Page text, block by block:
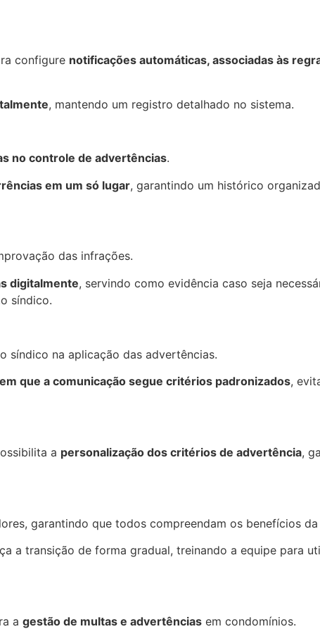
configure notificações automáticas, associadas às
, mantendo um registro detalhado no sistema.
no controle de advertências.
em um só lugar, garantindo um histórico
das infrações.
digitalmente, servindo como evidência caso seja
síndico.
síndico na aplicação das advertências.
que a comunicação segue critérios padronizados,
a personalização dos critérios de advertência,
garantindo que todos compreendam os benefícios
a transição de forma gradual, treinando a equipe para
a gestão de multas e advertências em condomínios.